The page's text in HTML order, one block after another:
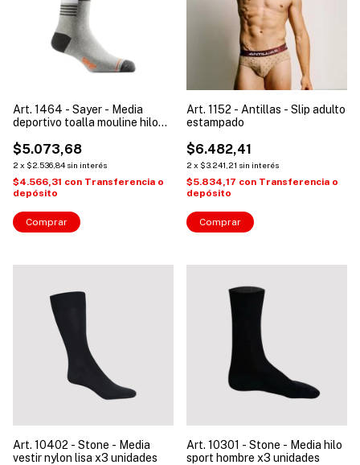
Art. 1464 - Sayer - Media
deportivo toalla mouline hilo
$5.073,68
2 x $2.536,84 sin interés
$4.566,31 con Transferencia o
depósito
Comprar
Art. 1152 - Antillas - Slip adulto
estampado
$6.482,41
2 x $3.241,21 sin interés
$5.834,17 con Transferencia o
depósito
Comprar
Art. 10402 - Stone - Media
vestir nylon lisa x3 unidades
Art. 10301 - Stone - Media hilo
sport hombre x3 unidades